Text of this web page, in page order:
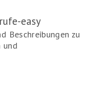
easy
Beschreibungen zu
und